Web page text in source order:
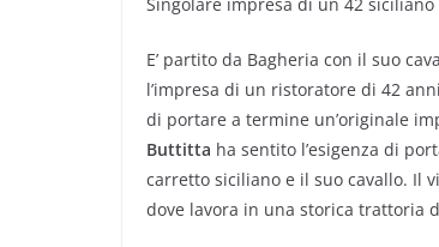
E’ partito da Bagheria con il suo
l’impresa di un ristoratore di 42
di portare a termine un’originale
Buttitta ha sentito l’esigenza di
carretto siciliano e il suo cavallo. Il
dove lavora in una storica trattoria